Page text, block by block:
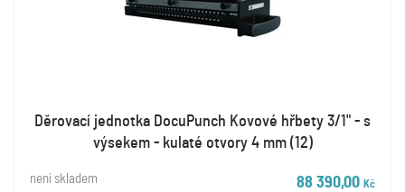
Děrovací jednotka DocuPunch Kovové hřbety 3/1" - s
výsekem - kulaté otvory 4 mm (12)
není skladem 88 390,00 Kč